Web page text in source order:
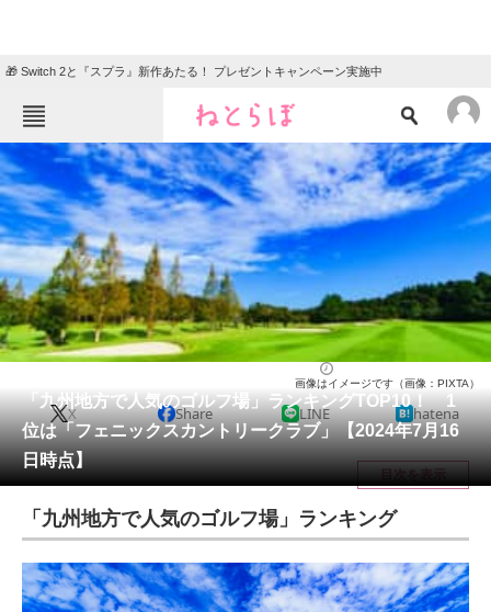
🎁 Switch 2と『スプラ』新作あたる！ プレゼントキャンペーン実施中
ねとらぼメニュー
TOP ニュース
エンタメ クイズ
グルメ 地域
住まい 教育・育児
動物 リサーチ
会員記事
メディア
注目記事を集めた総合ページ
ITの今と未来を見通す
スマホと通信の最新トレンド
「九州地方で人気のゴルフ場」ランキングTOP10！ 1
位は「フェニックスカントリークラブ」【2024年7月16
日時点】
画像はイメージです（画像：PIXTA）
X Share LINE hatena
目次を表示
「九州地方で人気のゴルフ場」ランキング